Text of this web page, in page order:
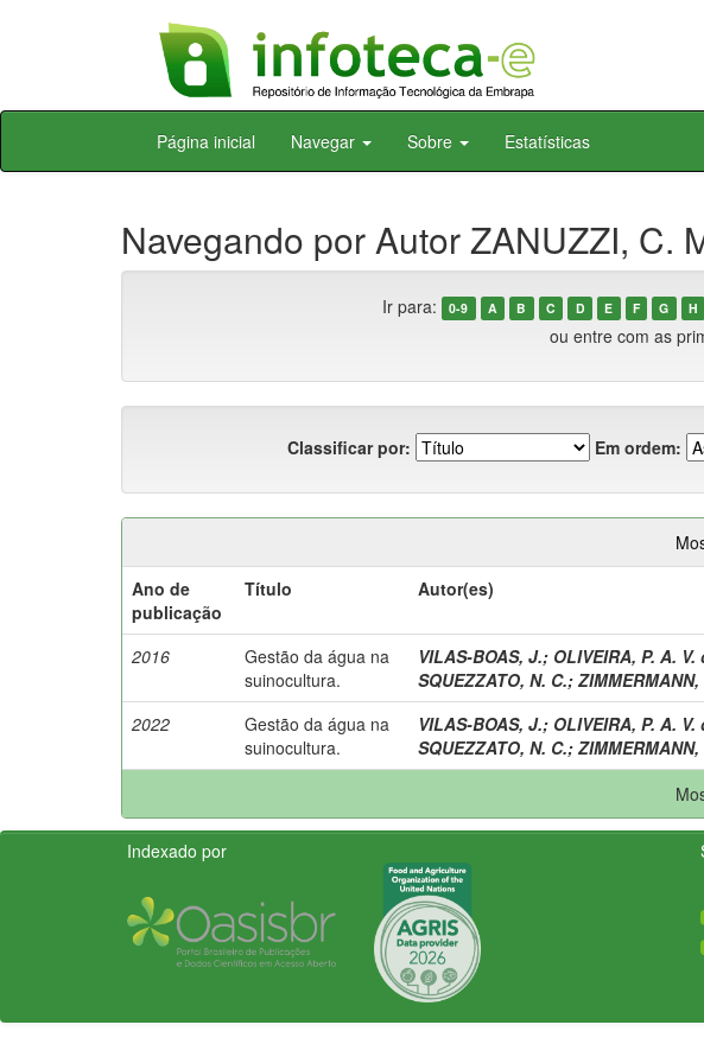
Skip
Página inicial Navegar Sobre Estatísticas
Navegando por Autor ZANUZZI, C.
Ir para: 0-9 A B C D E F G H
ou entre com as
Classificar por: Em ordem:
Ano de
publicação
Título Autor(es)
2016
Gestão da água na
suinocultura.
VILAS-BOAS, J.; OLIVEIRA, P. A. V.
SQUEZZATO, N. C.;
2022
Gestão da água na
suinocultura.
VILAS-BOAS, J.; OLIVEIRA, P. A. V.
SQUEZZATO, N. C.;
Indexado por